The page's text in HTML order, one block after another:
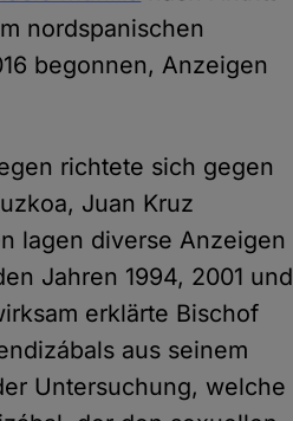
nordspanischen
begonnen, Anzeigen
richtete sich gegen
Juan Kruz
lagen diverse Anzeigen
Jahren 1994, 2001 und
erklärte Bischof
aus seinem
Untersuchung, welche